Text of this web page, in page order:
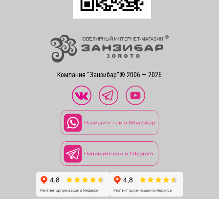
Компания "Занзибар"® 2006 — 2026